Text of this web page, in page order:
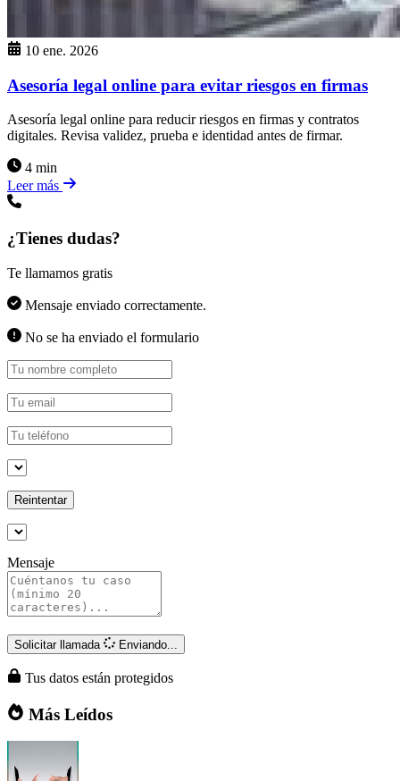
10 ene. 2026
Asesoría legal online para evitar riesgos en firmas
Asesoría legal online para reducir riesgos en firmas y contratos
digitales. Revisa validez, prueba e identidad antes de firmar.
4 min
Leer más
¿Tienes dudas?
Te llamamos gratis
Mensaje enviado correctamente.
No se ha enviado el formulario
Reintentar
Mensaje
Solicitar llamada Enviando...
Tus datos están protegidos
Más Leídos